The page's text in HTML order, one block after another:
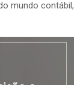
mundo contábil,